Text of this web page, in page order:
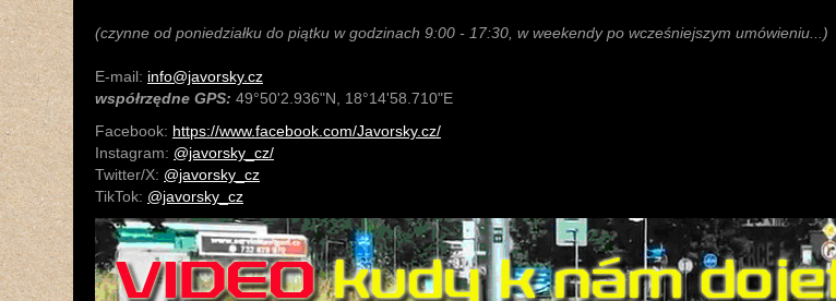
(czynne od poniedziałku do piątku w godzinach 9:00 - 17:30, w weekendy po wcześniejszym umówieniu...)
E-mail: info@javorsky.cz
współrzędne GPS: 49°50'2.936"N, 18°14'58.710"E
Facebook: https://www.facebook.com/Javorsky.cz/
Instagram: @javorsky_cz/
Twitter/X: @javorsky_cz
TikTok: @javorsky_cz